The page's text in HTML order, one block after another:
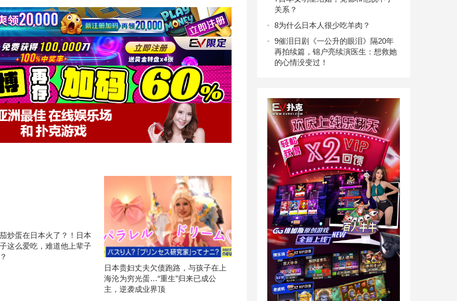
炒蛋在日本火了？！日本
这么爱吃，难道他上辈子
日本贵妇丈夫欠债跑路，与孩子在上
海沦为穷光蛋…“重生”归来已成公
主，逆袭成业界顶
关系？
8为什么日本人很少吃羊肉？
9催泪日剧《一公升的眼泪》隔20年
再拍续篇，锦户亮续演医生：想救她
的心情没变过！